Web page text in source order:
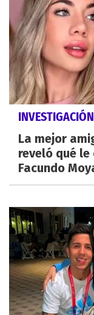
INVESTIGACIÓN
La mejor
reveló qué
Facundo